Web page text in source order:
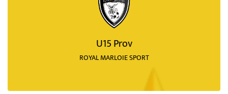
U15 Prov
ROYAL MARLOIE SPORT